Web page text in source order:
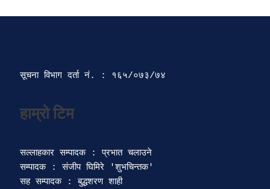
सूचना विभाग दर्ता‍ नं. : १६५/०७३/७४
हाम्रो टिम
सल्लाहकार सम्पादक : प्रभात चलाउने
सम्पादक : संजीप घिमिरे 'शुभचिन्तक'
सह सम्पादक : बुद्धशरण शाही